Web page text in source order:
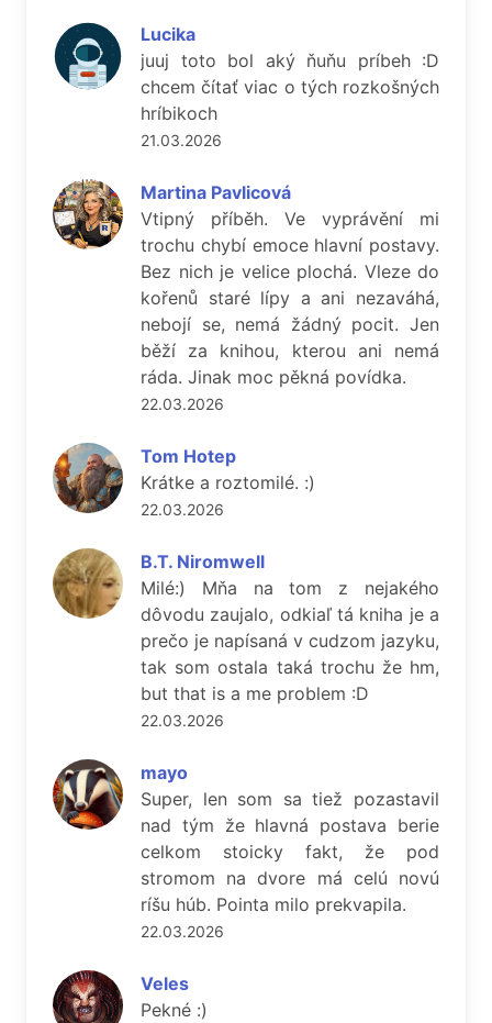
Lucika
juuj toto bol aký ňuňu príbeh :D
chcem čítať viac o tých rozkošných
hríbikoch
21.03.2026
Martina Pavlicová
Vtipný příběh. Ve vyprávění mi
trochu chybí emoce hlavní postavy.
Bez nich je velice plochá. Vleze do
kořenů staré lípy a ani nezaváhá,
nebojí se, nemá žádný pocit. Jen
běží za knihou, kterou ani nemá
ráda. Jinak moc pěkná povídka.
22.03.2026
Tom Hotep
Krátke a roztomilé. :)
22.03.2026
B.T. Niromwell
Milé:) Mňa na tom z nejakého
dôvodu zaujalo, odkiaľ tá kniha je a
prečo je napísaná v cudzom jazyku,
tak som ostala taká trochu že hm,
but that is a me problem :D
22.03.2026
mayo
Super, len som sa tiež pozastavil
nad tým že hlavná postava berie
celkom stoicky fakt, že pod
stromom na dvore má celú novú
ríšu húb. Pointa milo prekvapila.
22.03.2026
Veles
Pekné :)